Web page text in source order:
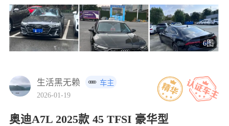
6图
生活黑无赖
车主
2026-01-19
奥迪A7L 2025款 45 TFSI 豪华型